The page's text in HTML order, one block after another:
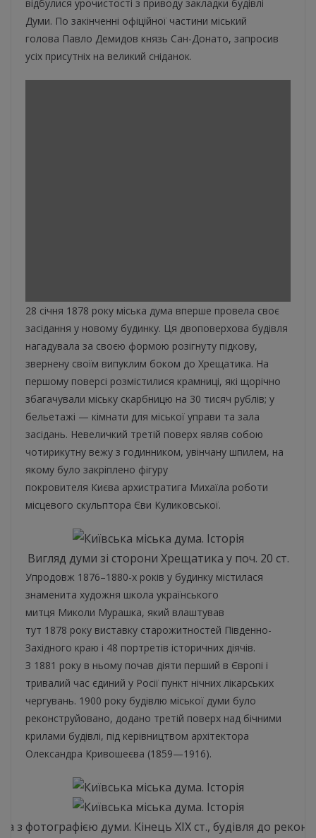
відбулися урочистості з приводу закладки будівлі
Думи. По закінченні офіційної частини міський
голова Павло Демидов князь Сан-Донато, запросив
усіх присутніх на великий сніданок.
28 січня 1878 року міська дума вперше провела своє
засідання у новому будинку. Ця двоповерхова будівля
нагадувала за своєю формою розігнуту підкову,
звернену своїм випуклим боком до Хрещатика. На
першому поверсі розмістилися крамниці, які щорічно
збагачували міську скарбницю на 30 тисяч рублів; у
бельетажі — кімнати для міської управи та зала
засідань. Невеличкий третій поверх являв собою
чотирикутну вежу з годинником, увінчану шпилем, на
якому було закріплено фігуру
покровителя Києва архистратига Михаїла роботи
місцевого скульптора Єви Куликовської.
Вигляд думи зі сторони Хрещатика у поч. 20 ст.
Упродовж 1876–1880-х років у будинку містилася
знаменита художня школа українського
митця Миколи Мурашка, який влаштував
тут 1878 року виставку старожитностей Південно-
Західного краю і 48 портретів історичних діячів.
З 1881 року в ньому почав діяти перший в Європі і
тривалий час єдиний у Росії пункт нічних лікарських
чергувань. 1900 року будівлю міської думи було
реконструйовано, додано третій поверх над бічними
крилами будівлі, під керівництвом архітектора
Олександра Кривошеєва (1859—1916).
з фотографією думи. Кінець XIX ст., будівля до